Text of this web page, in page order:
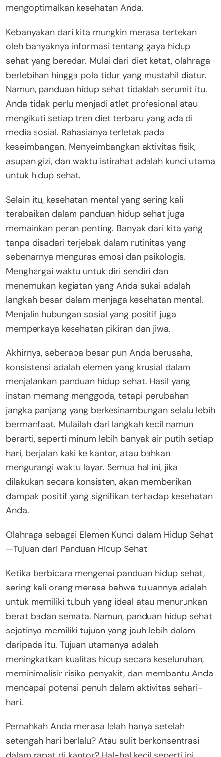
mengoptimalkan kesehatan Anda.
Kebanyakan dari kita mungkin merasa tertekan
oleh banyaknya informasi tentang gaya hidup
sehat yang beredar. Mulai dari diet ketat, olahraga
berlebihan hingga pola tidur yang mustahil diatur.
Namun, panduan hidup sehat tidaklah serumit itu.
Anda tidak perlu menjadi atlet profesional atau
mengikuti setiap tren diet terbaru yang ada di
media sosial. Rahasianya terletak pada
keseimbangan. Menyeimbangkan aktivitas fisik,
asupan gizi, dan waktu istirahat adalah kunci utama
untuk hidup sehat.
Selain itu, kesehatan mental yang sering kali
terabaikan dalam panduan hidup sehat juga
memainkan peran penting. Banyak dari kita yang
tanpa disadari terjebak dalam rutinitas yang
sebenarnya menguras emosi dan psikologis.
Menghargai waktu untuk diri sendiri dan
menemukan kegiatan yang Anda sukai adalah
langkah besar dalam menjaga kesehatan mental.
Menjalin hubungan sosial yang positif juga
memperkaya kesehatan pikiran dan jiwa.
Akhirnya, seberapa besar pun Anda berusaha,
konsistensi adalah elemen yang krusial dalam
menjalankan panduan hidup sehat. Hasil yang
instan memang menggoda, tetapi perubahan
jangka panjang yang berkesinambungan selalu lebih
bermanfaat. Mulailah dari langkah kecil namun
berarti, seperti minum lebih banyak air putih setiap
hari, berjalan kaki ke kantor, atau bahkan
mengurangi waktu layar. Semua hal ini, jika
dilakukan secara konsisten, akan memberikan
dampak positif yang signifikan terhadap kesehatan
Anda.
Olahraga sebagai Elemen Kunci dalam Hidup Sehat
—Tujuan dari Panduan Hidup Sehat
Ketika berbicara mengenai panduan hidup sehat,
sering kali orang merasa bahwa tujuannya adalah
untuk memiliki tubuh yang ideal atau menurunkan
berat badan semata. Namun, panduan hidup sehat
sejatinya memiliki tujuan yang jauh lebih dalam
daripada itu. Tujuan utamanya adalah
meningkatkan kualitas hidup secara keseluruhan,
meminimalisir risiko penyakit, dan membantu Anda
mencapai potensi penuh dalam aktivitas sehari-
hari.
Pernahkah Anda merasa lelah hanya setelah
setengah hari berlalu? Atau sulit berkonsentrasi